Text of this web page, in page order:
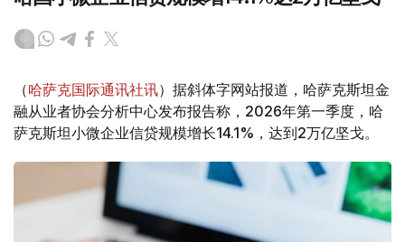
（哈萨克国际通讯社讯）据斜体字网站报道，哈萨克斯坦金
融从业者协会分析中心发布报告称，2026年第一季度，哈
萨克斯坦小微企业信贷规模增长14.1%，达到2万亿坚戈。